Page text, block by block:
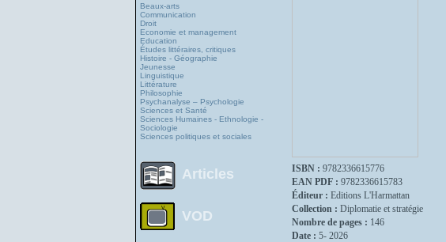
Beaux-arts
Communication
Droit
Economie et management
Education
Études littéraires, critiques
Histoire - Géographie
Jeunesse
Linguistique
Littérature
Philosophie
Psychanalyse – Psychologie
Sciences et Santé
Sciences Humaines - Ethnologie -
Sociologie
Sciences politiques et sociales
Articles
VOD
ISBN : 9782336615776
EAN PDF : 9782336615783
Éditeur : Editions L'Harmattan
Collection : Diplomatie et stratégie
Nombre de pages : 146
Date : 5- 2026